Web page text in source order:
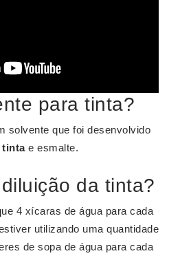
para tinta?
solvente que foi desenvolvido
tintae esmalte.
da tinta?
4 xícaras de água para cada
utilizando uma quantidade
de sopa de água para cada